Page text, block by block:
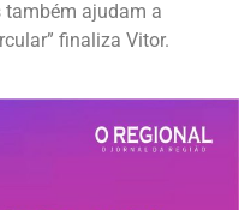
também ajudam a
finaliza Vitor.